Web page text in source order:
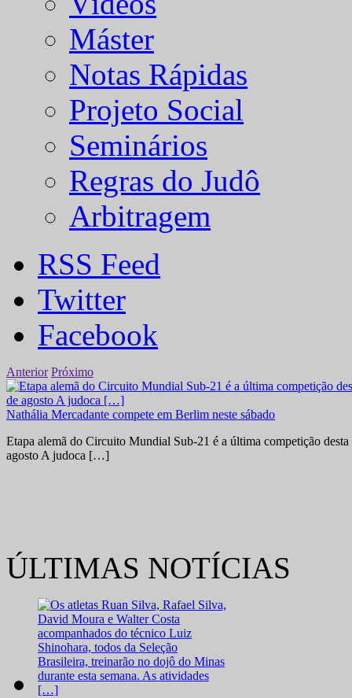
Máster
Notas Rápidas
Projeto Social
Seminários
Regras do Judô
Arbitragem
RSS Feed
Twitter
Facebook
Anterior Próximo
Nathália Mercadante compete em Berlim neste sábado
Etapa alemã do Circuito Mundial Sub-21 é a última competição
agosto A judoca […]
ÚLTIMAS NOTÍCIAS